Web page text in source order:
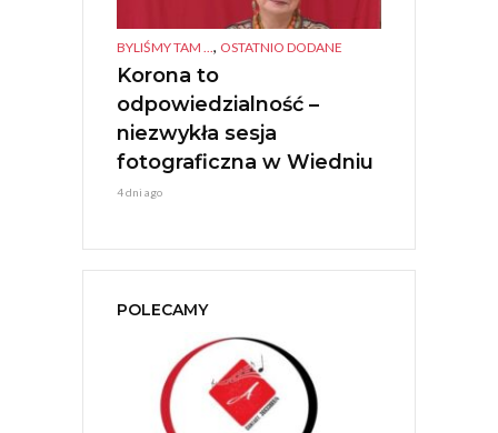
BYLIŚMY TAM ... , OSTATNIO DODANE
Korona to
odpowiedzialność –
niezwykła sesja
fotograficzna w Wiedniu
4 dni ago
POLECAMY